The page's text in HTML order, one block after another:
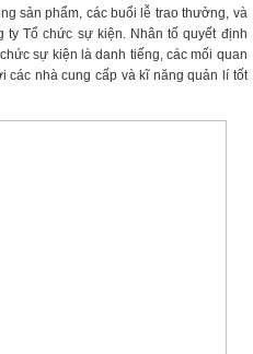
sản phẩm, các buổi lễ trao thưởng, và
ty Tổ chức sự kiện. Nhân tố quyết định
sự kiện là danh tiếng, các mối quan
các nhà cung cấp và kĩ năng quản lí tốt